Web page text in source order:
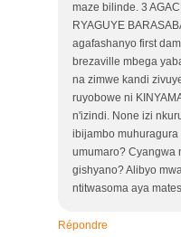
maze bilinde. 3
RYAGUYE
agafashanyo first
brezaville mbega
na zimwe kandi
ruyobowe ni
n'izindi. None izi
ibijambo
umumaro? Cyangwa
gishyano? Alibyo
ntitwasoma aya
Répondre